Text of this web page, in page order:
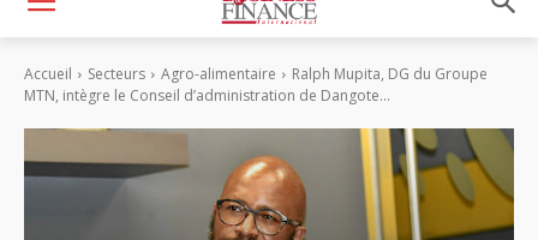
Accueil Secteurs Agro-alimentaire
Ralph Mupita, DG du Groupe
MTN, intègre le Conseil d’administration de Dangote...